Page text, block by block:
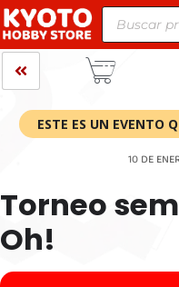
ESTE ES UN EVENTO
10 DE
Torneo
Oh!